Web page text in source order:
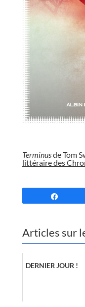
Terminusde Tom
littéraire des
Articles sur
DERNIER JOUR !